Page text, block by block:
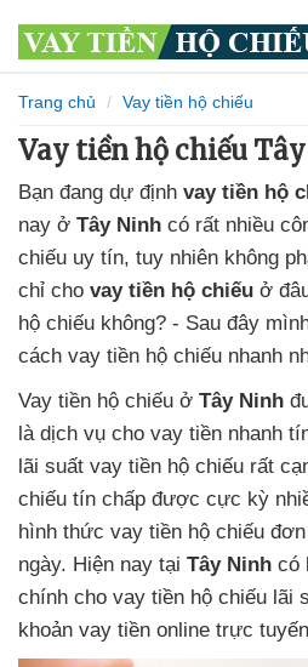
Trang chủ Vay tiền hộ chiếu
Vay tiền hộ chiếu
Bạn đang dự định vay tiền hộ
nay ở Tây Ninh có rất nhiều
chiếu uy tín, tuy nhiên không
chỉ cho vay tiền hộ chiếu ở
hộ chiếu không? - Sau đây
cách vay tiền hộ chiếu nhanh
Vay tiền hộ chiếu ở Tây Ninh
là dịch vụ cho vay tiền nhanh
lãi suất vay tiền hộ chiếu rất
chiếu tín chấp được cực kỳ
hình thức vay tiền hộ chiếu
ngày. Hiện nay tại Tây Ninh có
chính cho vay tiền hộ chiếu lãi
khoản vay tiền online trực tuyến